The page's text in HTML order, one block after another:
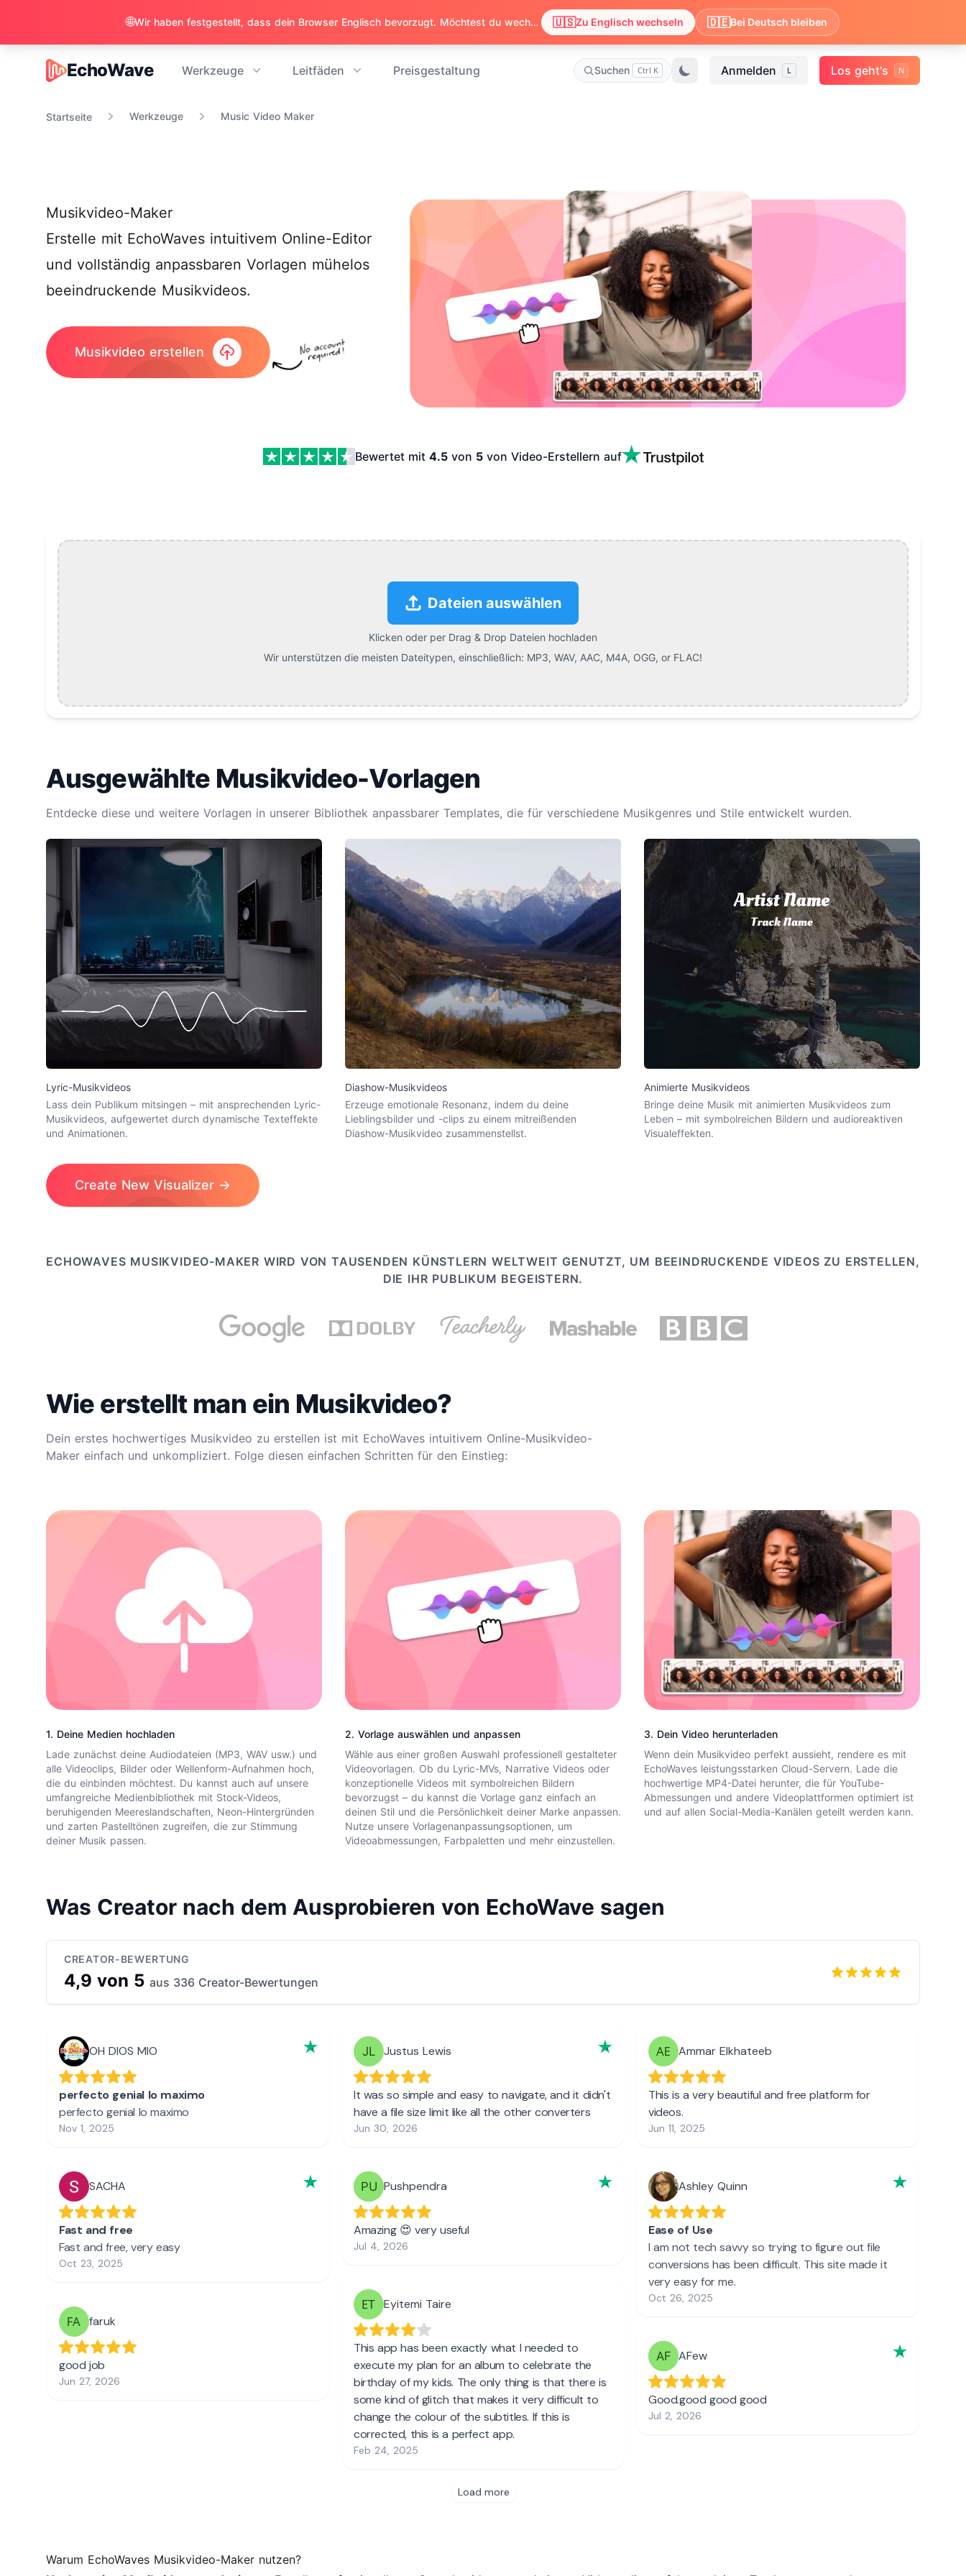
EchoWave
EchoWave Werkzeuge Leitfäden Preisgestaltung Suchen Ctrl K Anmelden L Los geht's N
Startseite Werkzeuge Music Video Maker
Musikvideo-Maker
Erstelle mit EchoWaves intuitivem Online-Editor
und vollständig anpassbaren Vorlagen mühelos
beeindruckende Musikvideos.
Musikvideo erstellen
Bewertet mit 4.5 von 5 von Video-Erstellern auf
Dateien auswählen
Klicken oder per Drag & Drop Dateien hochladen
Wir unterstützen die meisten Dateitypen, einschließlich: MP3, WAV, AAC, M4A, OGG, or FLAC!
Ausgewählte Musikvideo-Vorlagen
Entdecke diese und weitere Vorlagen in unserer Bibliothek anpassbarer Templates, die für verschiedene Musikgenres und Stile entwickelt wurden.
Lyric-Musikvideos
Lass dein Publikum mitsingen – mit ansprechenden Lyric-
Musikvideos, aufgewertet durch dynamische Texteffekte
und Animationen.
Diashow-Musikvideos
Erzeuge emotionale Resonanz, indem du deine
Lieblingsbilder und -clips zu einem mitreißenden
Diashow-Musikvideo zusammenstellst.
Animierte Musikvideos
Bringe deine Musik mit animierten Musikvideos zum
Leben – mit symbolreichen Bildern und audioreaktiven
Visualeffekten.
Create New Visualizer →
ECHOWAVES MUSIKVIDEO-MAKER WIRD VON TAUSENDEN KÜNSTLERN WELTWEIT GENUTZT, UM BEEINDRUCKENDE VIDEOS ZU ERSTELLEN,
DIE IHR PUBLIKUM BEGEISTERN.
Wie erstellt man ein Musikvideo?
Dein erstes hochwertiges Musikvideo zu erstellen ist mit EchoWaves intuitivem Online-Musikvideo-
Maker einfach und unkompliziert. Folge diesen einfachen Schritten für den Einstieg:
1. Deine Medien hochladen
Lade zunächst deine Audiodateien (MP3, WAV usw.) und
alle Videoclips, Bilder oder Wellenform-Aufnahmen hoch,
die du einbinden möchtest. Du kannst auch auf unsere
umfangreiche Medienbibliothek mit Stock-Videos,
beruhigenden Meereslandschaften, Neon-Hintergründen
und zarten Pastelltönen zugreifen, die zur Stimmung
deiner Musik passen.
2. Vorlage auswählen und anpassen
Wähle aus einer großen Auswahl professionell gestalteter
Videovorlagen. Ob du Lyric-MVs, Narrative Videos oder
konzeptionelle Videos mit symbolreichen Bildern
bevorzugst – du kannst die Vorlage ganz einfach an
deinen Stil und die Persönlichkeit deiner Marke anpassen.
Nutze unsere Vorlagenanpassungsoptionen, um
Videoabmessungen, Farbpaletten und mehr einzustellen.
3. Dein Video herunterladen
Wenn dein Musikvideo perfekt aussieht, rendere es mit
EchoWaves leistungsstarken Cloud-Servern. Lade die
hochwertige MP4-Datei herunter, die für YouTube-
Abmessungen und andere Videoplattformen optimiert ist
und auf allen Social-Media-Kanälen geteilt werden kann.
Was Creator nach dem Ausprobieren von EchoWave sagen
CREATOR-BEWERTUNG
4,9 von 5 aus 336 Creator-Bewertungen
Warum EchoWaves Musikvideo-Maker nutzen?
🌐 Wir haben festgestellt, dass dein Browser Englisch bevorzugt. Möchtest du wechseln, um Inhalte auf Englisch zu sehen? 🇺🇸Zu Englisch wechseln 🇩🇪Bei Deutsch bleiben